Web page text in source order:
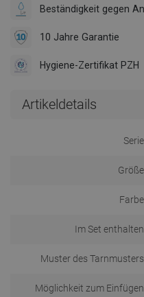
Beständigkeit gegen
10 Jahre Garantie
Hygiene-Zertifikat PZH
Artikeldetails
Serie
Größe
Farbe
Im Set enthalten
Muster des Tarnmusters
Möglichkeit zum Einfügen